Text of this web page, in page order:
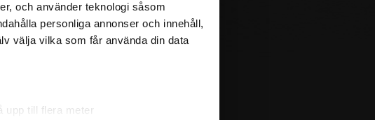
och använder teknologi såsom
personliga annonser och innehåll,
välja vilka som får använda din data
upp till flera meter